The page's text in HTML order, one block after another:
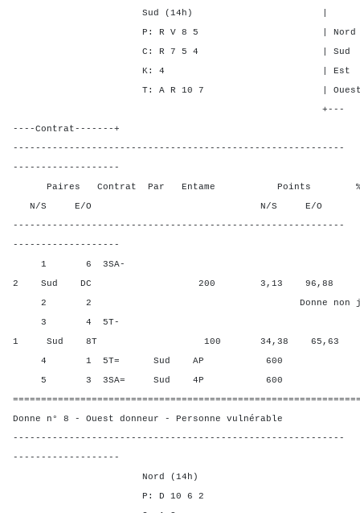
Sud (14h) | SA P
P: R V 8 5 | Nord 1 -
C: R 7 5 4 | Sud 1 -
K: 4 | Est - 1 1
T: A R 10 7 | Ouest - 1
+---
----Contrat-------+
-----------------------------------------------------------
-------------------
Paires Contrat Par Entame Points %
N/S E/O N/S E/O N/
-----------------------------------------------------------
-------------------
1 6 3SA-
2 Sud DC 200 3,13 96,88
2 2 Donne non
3 4 5T-
1 Sud 8T 100 34,38 65,63
4 1 5T= Sud AP 600
5 3 3SA= Sud 4P 600
Donne n° 8 - Ouest donneur - Personne vulnérable
-----------------------------------------------------------
-------------------
Nord (14h)
P: D 10 6 2